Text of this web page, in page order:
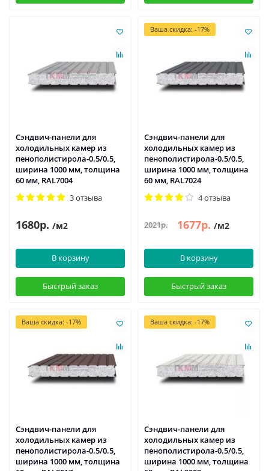
Сэндвич-панели для
холодильных камер из
пенополистирола-0.5/0.5,
ширина 1000 мм, толщина
60 мм, RAL7004
3 отзыва
1680р. /м2
В корзину
Быстрый заказ
Ваша скидка: -17%
Сэндвич-панели для
холодильных камер из
пенополистирола-0.5/0.5,
ширина 1000 мм, толщина
60 мм, RAL7024
4 отзыва
2021р. 1677р. /м2
В корзину
Быстрый заказ
Ваша скидка: -17%
Сэндвич-панели для
холодильных камер из
пенополистирола-0.5/0.5,
ширина 1000 мм, толщина
Ваша скидка: -17%
Сэндвич-панели для
холодильных камер из
пенополистирола-0.5/0.5,
ширина 1000 мм, толщина